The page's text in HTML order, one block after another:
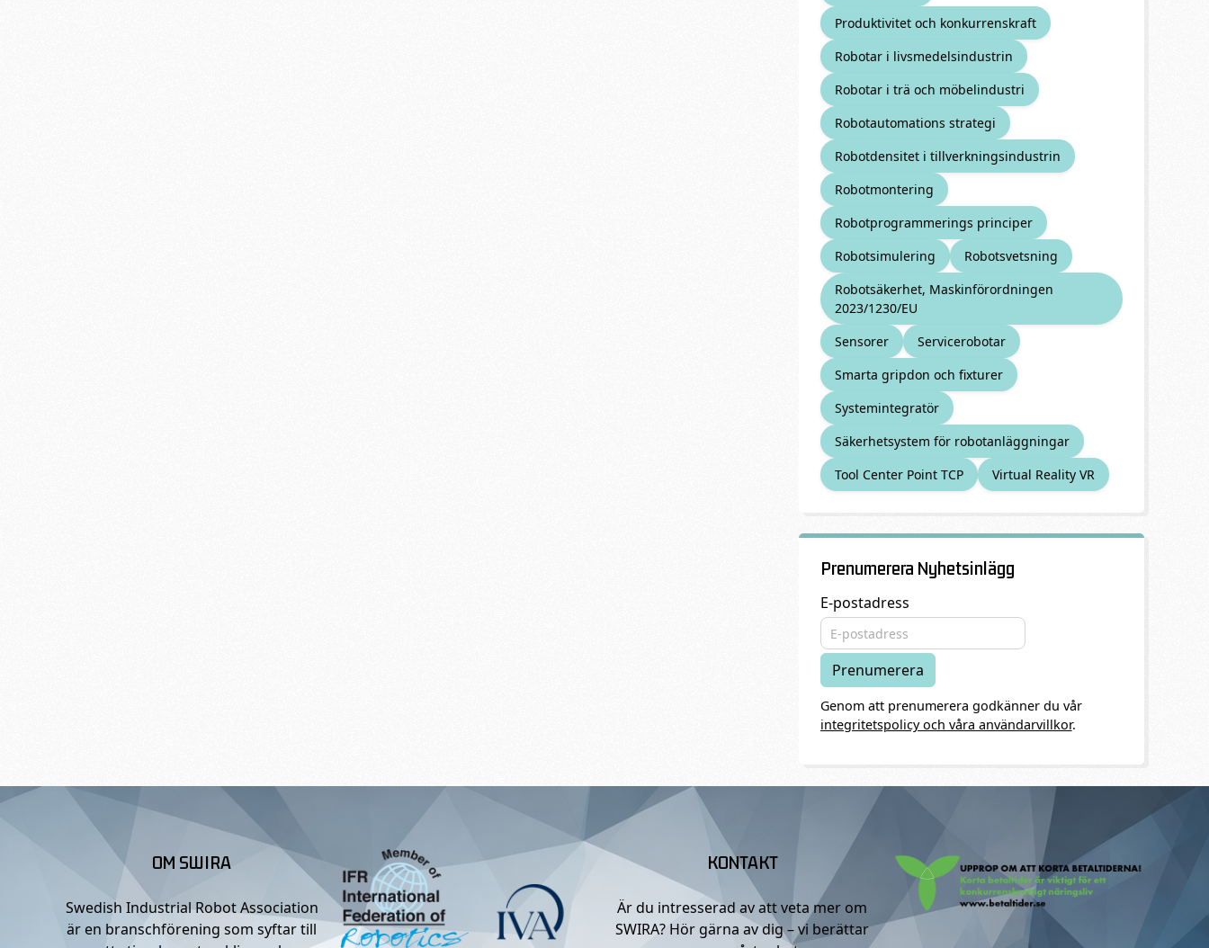
Produktivitet och konkurrenskraft
Robotar i livsmedelsindustrin
Robotar i trä och möbelindustri
Robotautomations strategi
Robotdensitet i tillverkningsindustrin
Robotmontering
Robotprogrammerings principer
Robotsimulering
Robotsvetsning
Robotsäkerhet, Maskinförordningen
2023/1230/EU
Sensorer
Servicerobotar
Smarta gripdon och fixturer
Systemintegratör
Säkerhetsystem för robotanläggningar
Tool Center Point TCP
Virtual Reality VR
Prenumerera Nyhetsinlägg
E-postadress
Genom att prenumerera godkänner du vår
integritetspolicy och våra användarvillkor.
OM SWIRA
Swedish Industrial Robot Association
är en branschförening som syftar till
KONTAKT
Är du intresserad av att veta mer om
SWIRA? Hör gärna av dig – vi berättar